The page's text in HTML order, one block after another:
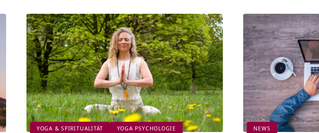
YOGA & SPIRITUALITÄT YOGA PSYCHOLOGIE NEWS